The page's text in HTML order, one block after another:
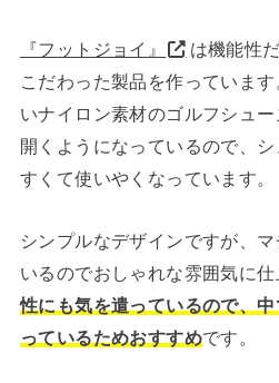
『フットジョイ』
は機能性
こだわった製品を作っていま
いナイロン素材のゴルフシュ
開くようになっているので、
すくて使いやくなっています。
シンプルなデザインですが、
いるのでおしゃれな雰囲気に
性にも気を遣っているので、
っているためおすすめです。